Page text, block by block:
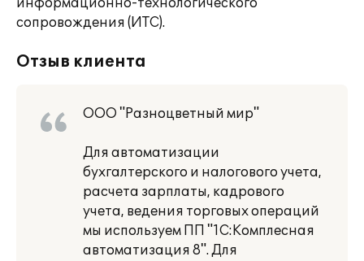
информационно-технологического
сопровождения (ИТС).
Отзыв клиента
ООО "Разноцветный мир"
Для автоматизации
бухгалтерского и налогового учета,
расчета зарплаты, кадрового
учета, ведения торговых операций
мы используем ПП "1С:Комплесная
автоматизация 8". Для